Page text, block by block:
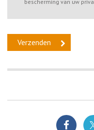
bescherming van uw